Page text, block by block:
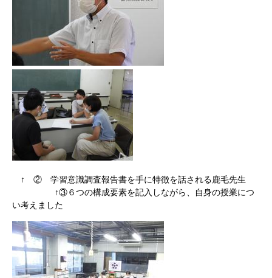
↑ ② 学習意識調査報告書を手に特徴を話される鹿毛先生
↑③６つの構成要素を記入しながら、自身の授業につ
い考えました